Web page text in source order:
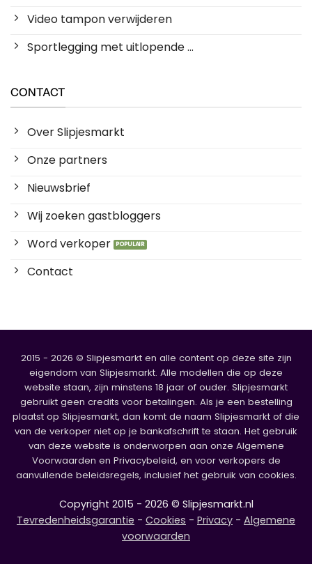
Video tampon verwijderen
Sportlegging met uitlopende ...
CONTACT
Over Slipjesmarkt
Onze partners
Nieuwsbrief
Wij zoeken gastbloggers
Word verkoper
Contact
2015 - 2026 © Slipjesmarkt en alle content op deze site zijn
eigendom van Slipjesmarkt. Alle modellen die op deze
website staan, zijn minstens 18 jaar of ouder. Slipjesmarkt
gebruikt geen credits voor betalingen. Als je een bestelling
plaatst op Slipjesmarkt, dan komt de naam Slipjesmarkt of die
van de verkoper niet op je bankafschrift te staan. Het gebruik
van deze website is onderworpen aan onze Algemene
Voorwaarden en Privacybeleid, en voor verkopers de
aanvullende beleidsregels, inclusief het gebruik van cookies.
Copyright 2015 - 2026 © Slipjesmarkt.nl
Tevredenheidsgarantie - Cookies - Privacy - Algemene
voorwaarden